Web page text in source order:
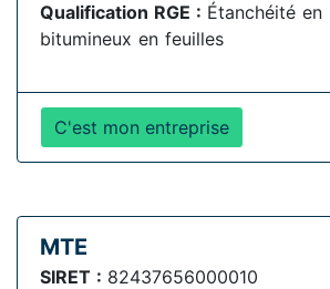
Qualification RGE : Étanchéité en
bitumineux en feuilles
C'est mon entreprise
MTE
SIRET : 82437656000010